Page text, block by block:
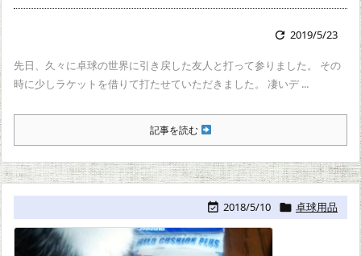
 2019/5/23
先日、久々に卓球の世界に引き戻した友人と打って参りました。 その
時に少しラケットを借りて打たせていただきました。 凄いデ ...
記事を読む
 2018/5/10  卓球用品